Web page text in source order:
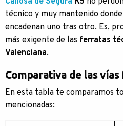
técnico y muy mantenido
encadenan uno tras otro. Es,
más exigente de las ferratas
Valenciana.
Comparativa de las
En esta tabla te comparamos
mencionadas: